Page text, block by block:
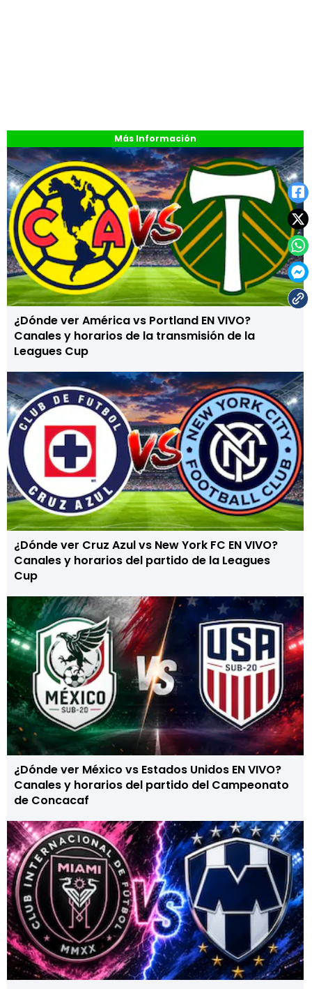
Más Información
¿Dónde ver América vs Portland EN VIVO?
Canales y horarios de la transmisión de la
Leagues Cup
¿Dónde ver Cruz Azul vs New York FC EN VIVO?
Canales y horarios del partido de la Leagues
Cup
¿Dónde ver México vs Estados Unidos EN VIVO?
Canales y horarios del partido del Campeonato
de Concacaf